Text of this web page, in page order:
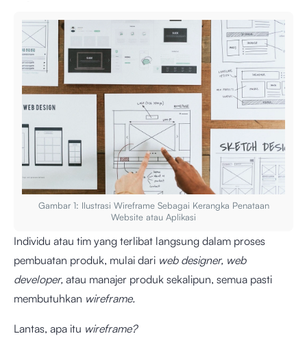
Gambar 1: Ilustrasi Wireframe Sebagai Kerangka Penataan
Website atau Aplikasi
Individu atau tim yang terlibat langsung dalam proses
pembuatan produk, mulai dari web designer, web
developer, atau manajer produk sekalipun, semua pasti
membutuhkan wireframe.
Lantas, apa itu wireframe?